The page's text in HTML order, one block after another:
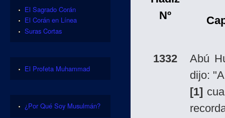
Nº
1332
Abú
dijo:
[1]
El Sagrado Corán
El Corán en Línea
Suras Cortas
El Profeta Muhammad
¿Por Qué Soy Musulmán?